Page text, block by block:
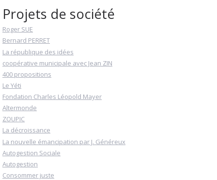
Projets de société
Roger SUE
Bernard PERRET
La république des idées
coopérative municipale avec Jean ZIN
400 propositions
Le Yéti
Fondation Charles Léopold Mayer
Altermonde
ZOUPIC
La décroissance
La nouvelle émancipation par J. Généreux
Autogestion Sociale
Autogestion
Consommer juste